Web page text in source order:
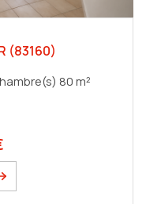
(83160)
Appartement 4 pièce(s) 2 chambre(s) 80 m²